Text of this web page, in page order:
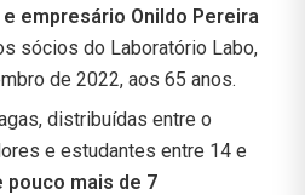
empresário Onildo Pereira
sócios do Laboratório Labo,
de 2022, aos 65 anos.
distribuídas entre o
e estudantes entre 14 e
pouco mais de 7